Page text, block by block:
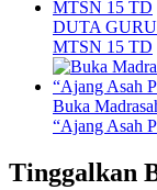
DUTA
MTSN 15 TD
Buka
“Ajang Asah
Tinggalkan